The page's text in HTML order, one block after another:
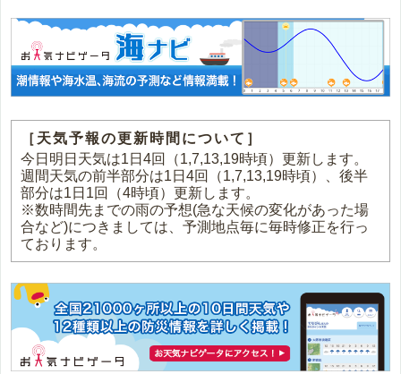
［天気予報の更新時間について］
今日明日天気は1日4回（1,7,13,19時頃）更新します。
週間天気の前半部分は1日4回（1,7,13,19時頃）、後半
部分は1日1回（4時頃）更新します。
※数時間先までの雨の予想(急な天候の変化があった場
合など)につきましては、予測地点毎に毎時修正を行っ
ております。